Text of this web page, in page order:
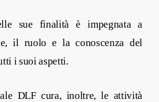
sue finalità è impegnata a
il ruolo e la conoscenza del
i suoi aspetti.
DLF cura, inoltre, le attività